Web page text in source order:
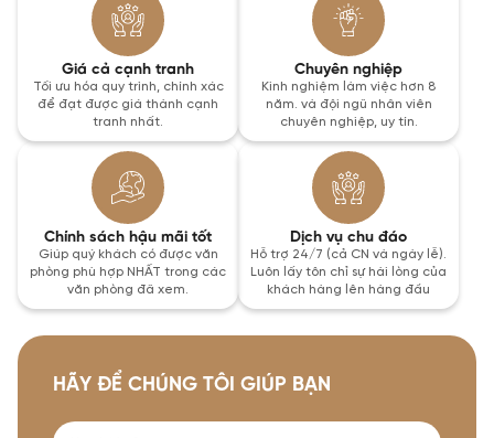
Giá cả cạnh tranh
Tối ưu hóa quy trình, chính xác
để đạt được giá thành cạnh
tranh nhất.
Chuyên nghiệp
Kinh nghiệm làm việc hơn 8
năm. và đội ngũ nhân viên
chuyên nghiệp, uy tín.
Chính sách hậu mãi tốt
Giúp quý khách có được văn
phòng phù hợp NHẤT trong các
văn phòng đã xem.
Dịch vụ chu đáo
Hỗ trợ 24/7 (cả CN và ngày lễ).
Luôn lấy tôn chỉ sự hài lòng của
khách hàng lên hàng đầu
HÃY ĐỂ CHÚNG TÔI GIÚP BẠN